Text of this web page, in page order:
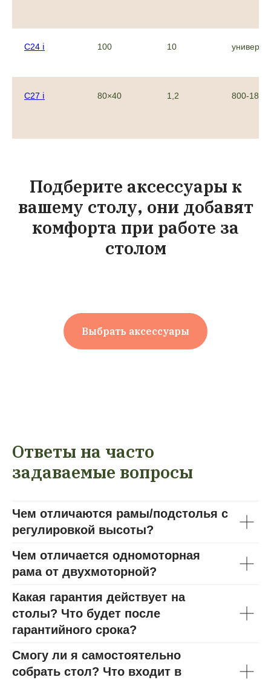
C24 ℹ︎ 100 10
C27 ℹ︎ 80×40 1,2 800-1800
Подберите аксессуары к
вашему столу, они добавят
комфорта при работе за
столом
Выбрать аксессуары
Ответы на часто
задаваемые вопросы
Чем отличаются рамы/подстолья с
регулировкой высоты?
Чем отличается одномоторная
рама от двухмоторной?
Какая гарантия действует на
столы? Что будет после
гарантийного срока?
Смогу ли я самостоятельно
собрать стол? Что входит в